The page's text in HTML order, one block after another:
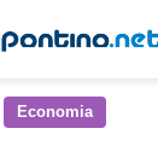
Economia